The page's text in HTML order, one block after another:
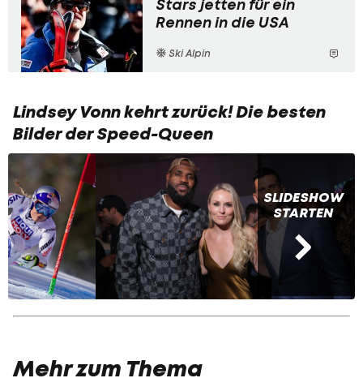
Stars jetten für ein
Rennen in die USA
Ski Alpin
Lindsey Vonn kehrt zurück! Die besten
Bilder der Speed-Queen
SLIDESHOW
STARTEN
Mehr zum Thema